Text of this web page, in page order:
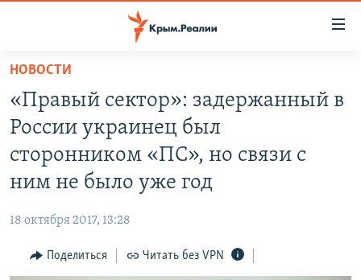
Вернуться
основному
содержанию
главной
Вернутся
поиску
СПЕЦПРОЕКТЫ
КАРТА ВОЕННЫХ ОБЪЕКТОВ КРЫМА
ИНТЕРАКТИВ
ИНФОГРАФИКА
РАДІО СВОБОДА
КАК ОБОЙТИ БЛОКИРОВКУ
НОВОСТИ
«Правый сектор»: задержанный в
России украинец был
сторонником «ПС», но связи с
ним не было уже год
18 октября 2017, 13:28
Поделиться Читать без VPN